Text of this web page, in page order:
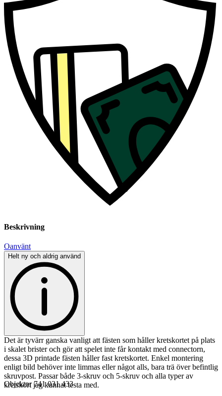
Beskrivning
Oanvänt
Helt ny och aldrig använd
Det är tyvärr ganska vanligt att fästen som håller kretskortet på plats
i skalet brister och gör att spelet inte får kontakt med connectorn,
dessa 3D printade fästen håller fast kretskortet. Enkel montering
enligt bild behöver inte limmas eller något alls, bara trä över befintlig
skruvpost. Passar både 3-skruv och 5-skruv och alla typer av
kretskort jag kunnat testa med.
Objektnr 741 031 433